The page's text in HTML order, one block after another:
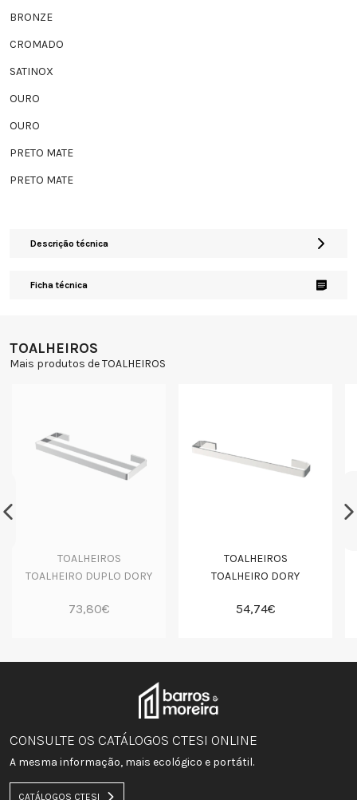
BRONZE
CROMADO
SATINOX
OURO
OURO
PRETO MATE
PRETO MATE
Descrição técnica
Ficha técnica
TOALHEIROS
Mais produtos de TOALHEIROS
TOALHEIROS
TOALHEIRO DUPLO DORY
73,80€
TOALHEIROS
TOALHEIRO DORY
54,74€
CONSULTE OS CATÁLOGOS CTESI ONLINE
A mesma informação, mais ecológico e portátil.
CATÁLOGOS CTESI